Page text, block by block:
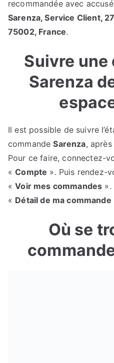
recommandée avec
Sarenza, Service Client,
75002, France.
Suivre une
Sarenza
Il est possible de suivre
commandeSarenza,
Pour ce faire, connectez-
«Compte ». Puis rendez-
«Voir mes commandes ».
« Détail de ma commande
Où se